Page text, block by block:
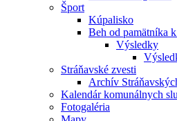
Šport
Kúpalisko
Beh od pamätníka
Výsledky
Stráňavské zvesti
Archív
Kalendár komunálnych
Fotogaléria